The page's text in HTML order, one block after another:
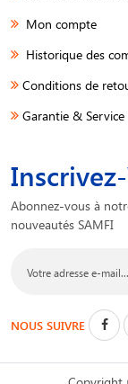
Mon compte
Historique des
Conditions de
Garantie &
Abonnez-vous à
nouveautés SAMFI
NOUS SUIVRE